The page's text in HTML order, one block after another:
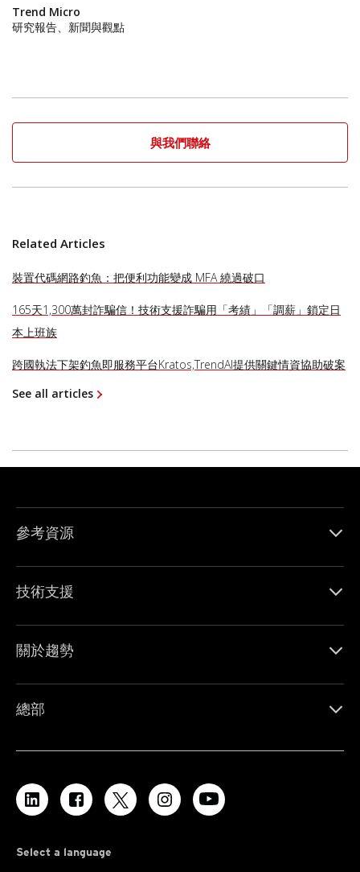
Trend Micro
研究報告、新聞與觀點
與我們聯絡
Related Articles
裝置代碼網路釣魚：把便利功能變成 MFA 繞過破口
165天1,300萬封詐騙信！技術支援詐騙用「考績」「調薪」鎖定日
本上班族
跨國執法下架釣魚即服務平台Kratos,TrendAI提供關鍵情資協助破案
See all articles
參考資源
技術支援
關於趨勢
總部
Select a language